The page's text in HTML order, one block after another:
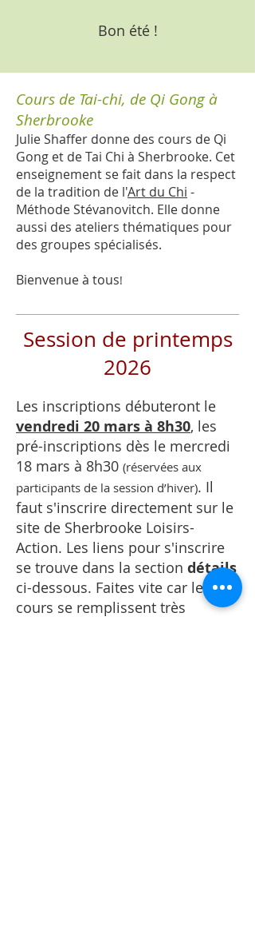
Bon été !
Cours de Tai-chi, de Qi Gong à
Sherbrooke
Julie Shaffer donne des cours de Qi
Gong et de Tai Chi à Sherbrooke. Cet
enseignement se fait dans la respect
de la tradition de l'Art du Chi -
Méthode Stévanovitch. Elle donne
aussi des ateliers thématiques pour
des groupes spécialisés.
Bienvenue à tous!
Session de printemps
2026
Les inscriptions débuteront le
vendredi 20 mars à 8h30, les
pré-inscriptions dès le mercredi
18 mars à 8h30 (réservées aux
participants de la session d’hiver). Il
faut s'inscrire directement sur le
site de Sherbrooke Loisirs-
Action. Les liens pour s'inscrire
se trouve dans la section détails
ci-dessous. Faites vite car les
cours se remplissent très